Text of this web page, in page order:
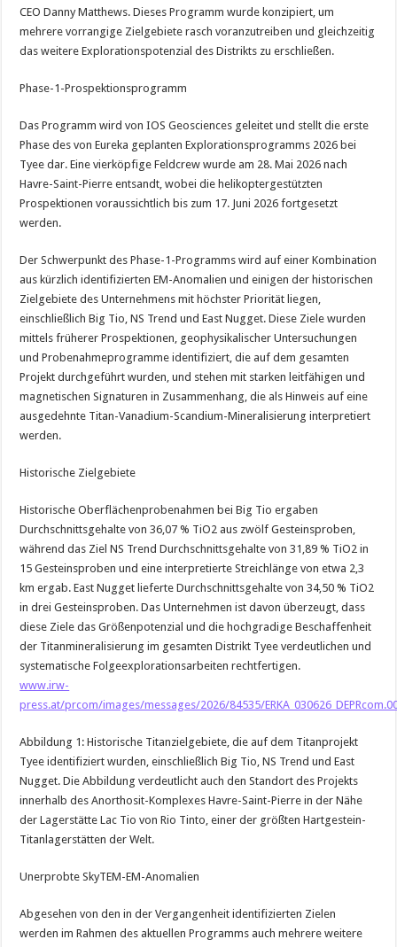
CEO Danny Matthews. Dieses Programm wurde konzipiert, um
mehrere vorrangige Zielgebiete rasch voranzutreiben und gleichzeitig
das weitere Explorationspotenzial des Distrikts zu erschließen.
Phase-1-Prospektionsprogramm
Das Programm wird von IOS Geosciences geleitet und stellt die erste
Phase des von Eureka geplanten Explorationsprogramms 2026 bei
Tyee dar. Eine vierköpfige Feldcrew wurde am 28. Mai 2026 nach
Havre-Saint-Pierre entsandt, wobei die helikoptergestützten
Prospektionen voraussichtlich bis zum 17. Juni 2026 fortgesetzt
werden.
Der Schwerpunkt des Phase-1-Programms wird auf einer Kombination
aus kürzlich identifizierten EM-Anomalien und einigen der historischen
Zielgebiete des Unternehmens mit höchster Priorität liegen,
einschließlich Big Tio, NS Trend und East Nugget. Diese Ziele wurden
mittels früherer Prospektionen, geophysikalischer Untersuchungen
und Probenahmeprogramme identifiziert, die auf dem gesamten
Projekt durchgeführt wurden, und stehen mit starken leitfähigen und
magnetischen Signaturen in Zusammenhang, die als Hinweis auf eine
ausgedehnte Titan-Vanadium-Scandium-Mineralisierung interpretiert
werden.
Historische Zielgebiete
Historische Oberflächenprobenahmen bei Big Tio ergaben
Durchschnittsgehalte von 36,07 % TiO2 aus zwölf Gesteinsproben,
während das Ziel NS Trend Durchschnittsgehalte von 31,89 % TiO2 in
15 Gesteinsproben und eine interpretierte Streichlänge von etwa 2,3
km ergab. East Nugget lieferte Durchschnittsgehalte von 34,50 % TiO2
in drei Gesteinsproben. Das Unternehmen ist davon überzeugt, dass
diese Ziele das Größenpotenzial und die hochgradige Beschaffenheit
der Titanmineralisierung im gesamten Distrikt Tyee verdeutlichen und
systematische Folgeexplorationsarbeiten rechtfertigen.
www.irw-
press.at/prcom/images/messages/2026/84535/
Abbildung 1: Historische Titanzielgebiete, die auf dem Titanprojekt
Tyee identifiziert wurden, einschließlich Big Tio, NS Trend und East
Nugget. Die Abbildung verdeutlicht auch den Standort des Projekts
innerhalb des Anorthosit-Komplexes Havre-Saint-Pierre in der Nähe
der Lagerstätte Lac Tio von Rio Tinto, einer der größten Hartgestein-
Titanlagerstätten der Welt.
Unerprobte SkyTEM-EM-Anomalien
Abgesehen von den in der Vergangenheit identifizierten Zielen
werden im Rahmen des aktuellen Programms auch mehrere weitere